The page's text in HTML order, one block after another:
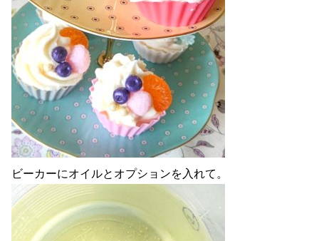
ビーカーにオイルとオプションを入れて。